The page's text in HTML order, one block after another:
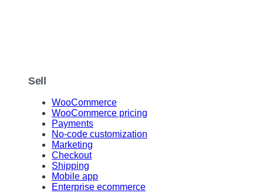
Sell
WooCommerce
WooCommerce pricing
Payments
No-code customization
Marketing
Checkout
Shipping
Mobile app
Enterprise ecommerce